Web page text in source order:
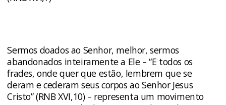
Sermos doados ao Senhor, melhor, sermos
abandonados inteiramente a Ele – “E todos os
frades, onde quer que estão, lembrem que se
deram e cederam seus corpos ao Senhor Jesus
Cristo” (RNB XVI,10) – representa um movimento